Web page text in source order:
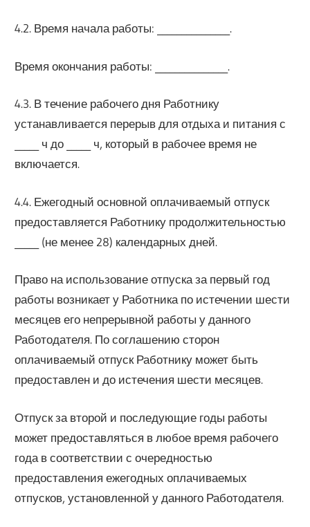
4.2. Время начала работы: _______________.
Время окончания работы: _______________.
4.3. В течение рабочего дня Работнику
устанавливается перерыв для отдыха и питания с
_____ ч до _____ ч, который в рабочее время не
включается.
4.4. Ежегодный основной оплачиваемый отпуск
предоставляется Работнику продолжительностью
_____ (не менее 28) календарных дней.
Право на использование отпуска за первый год
работы возникает у Работника по истечении шести
месяцев его непрерывной работы у данного
Работодателя. По соглашению сторон
оплачиваемый отпуск Работнику может быть
предоставлен и до истечения шести месяцев.
Отпуск за второй и последующие годы работы
может предоставляться в любое время рабочего
года в соответствии с очередностью
предоставления ежегодных оплачиваемых
отпусков, установленной у данного Работодателя.